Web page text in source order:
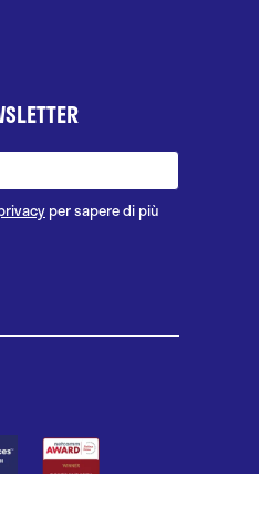
per sapere di più